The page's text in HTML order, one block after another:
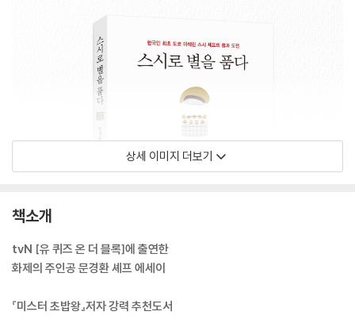
상세 이미지 더보기
책소개
tvN [유 퀴즈 온 더 블록]에 출연한
화제의 주인공 문경환 셰프 에세이
『미스터 초밥왕』저자 강력 추천도서